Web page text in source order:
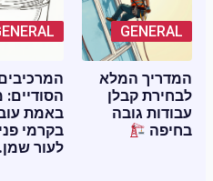
GENERAL
המדריך המלא
לבחירת קבלן
עבודות גובה
בחיפה
GENERAL
המרכיבים
הסודיים: מה
באמת עובד
בקרמי פנים
לעור שמן…